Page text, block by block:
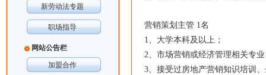
新劳动法专题
职场指导
网站公告栏
加盟合作
营销策划主管 1名
1、大学本科及以上；
2、市场营销或经济管理相关专
3、接受过房地产营销知识培训